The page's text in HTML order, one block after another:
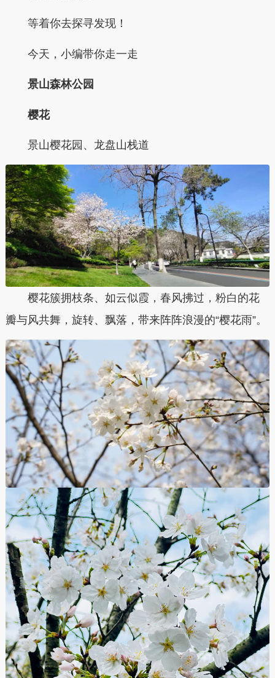
等着你去探寻发现！
今天，小编带你走一走
景山森林公园
樱花
景山樱花园、龙盘山栈道
樱花簇拥枝条、如云似霞，春风拂过，粉白的花
瓣与风共舞，旋转、飘落，带来阵阵浪漫的“樱花雨”。